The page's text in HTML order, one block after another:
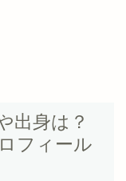
出身は？
フィール